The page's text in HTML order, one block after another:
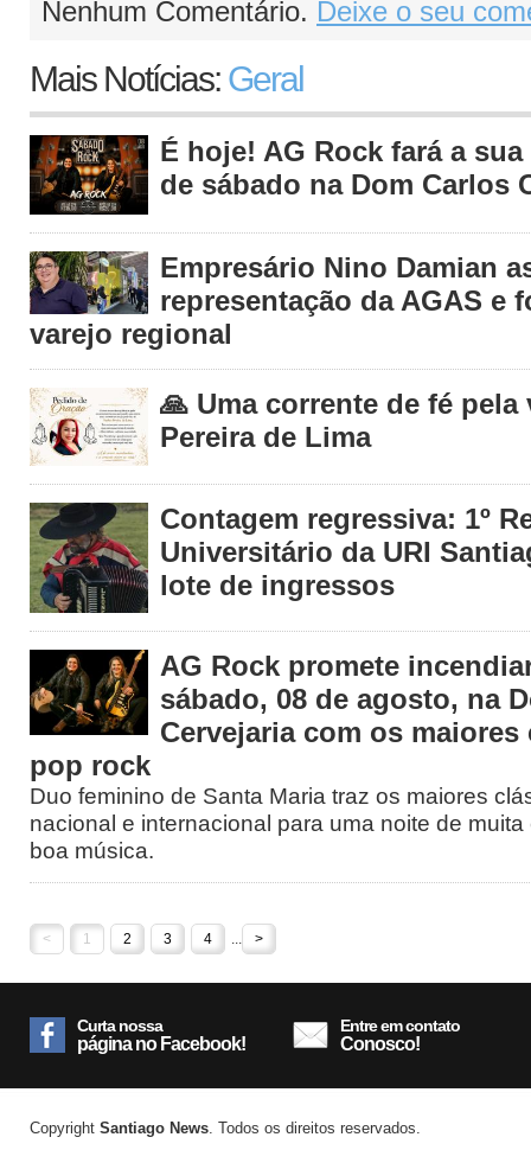
Nenhum Comentário. Deixe o seu
Mais Notícias: Geral
É hoje! AG Rock fará a
de sábado na Dom Carlos
Empresário Nino Damian
representação da AGAS e
varejo regional
🙏 Uma corrente de fé pela
Pereira de Lima
Contagem regressiva: 1º
Universitário da URI
lote de ingressos
AG Rock promete
sábado, 08 de agosto, na
Cervejaria com os
pop rock
Duo feminino de Santa Maria traz os maiores
nacional e internacional para uma noite de
boa música.
< 1 2 3 4 ... >
Curta nossa
página no Facebook!
Entre em contato
Conosco!
Copyright Santiago News. Todos os direitos reservados.